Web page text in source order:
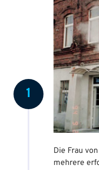
Die Frau
mehrere
1